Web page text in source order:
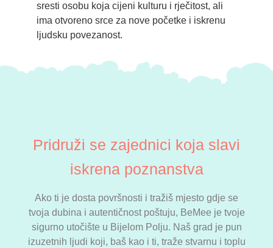
sresti osobu koja cijeni kulturu i rječitost, ali
ima otvoreno srce za nove početke i iskrenu
ljudsku povezanost.
Pridruži se zajednici koja slavi
iskrena poznanstva
Ako ti je dosta površnosti i tražiš mjesto gdje se
tvoja dubina i autentičnost poštuju, BeMee je tvoje
sigurno utočište u Bijelom Polju. Naš grad je pun
izuzetnih ljudi koji, baš kao i ti, traže stvarnu i toplu